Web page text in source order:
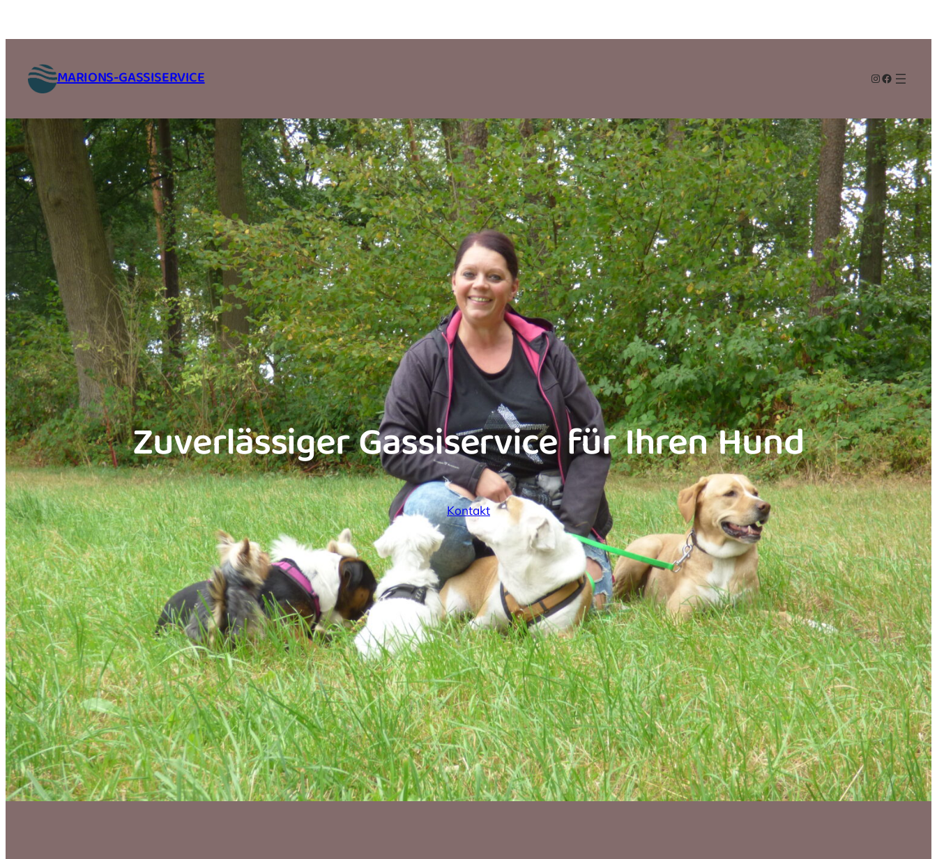
MARIONS-GASSISERVICE Instagram
Facebook
Zuverlässiger Gassiservice für Ihren Hund
Kontakt